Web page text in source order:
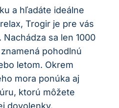
a hľadáte ideálne
Trogir je pre vás
sa len 1000
pohodlnú
letom. Okrem
mora ponúka aj
ktorú môžete
dovolenky.